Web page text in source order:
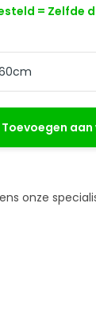
= Zelfde
Toevoegen
onze